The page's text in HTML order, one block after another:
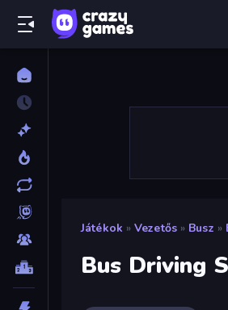
Játékok » Vezetős » Busz »
Bus Driving